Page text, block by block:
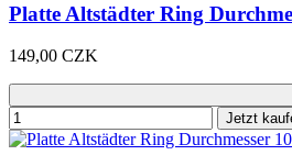
Platte Altstädter Ring
149,00 CZK
Jetzt